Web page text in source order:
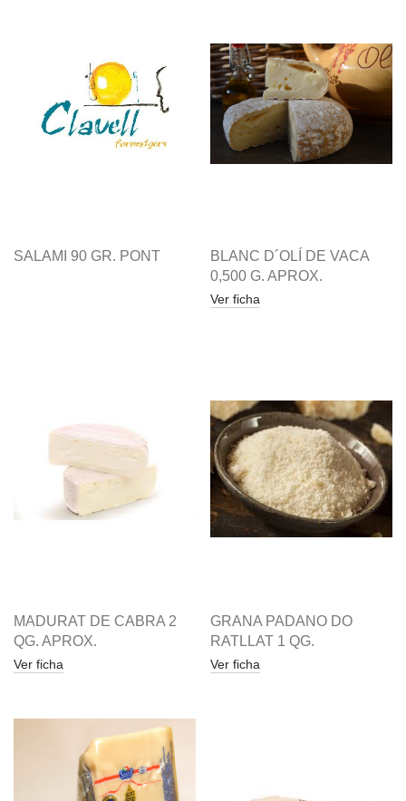
SALAMI 90 GR. PONT
BLANC D´OLÍ DE VACA
0,500 G. APROX.
Ver ficha
MADURAT DE CABRA 2
QG. APROX.
Ver ficha
GRANA PADANO DO
RATLLAT 1 QG.
Ver ficha